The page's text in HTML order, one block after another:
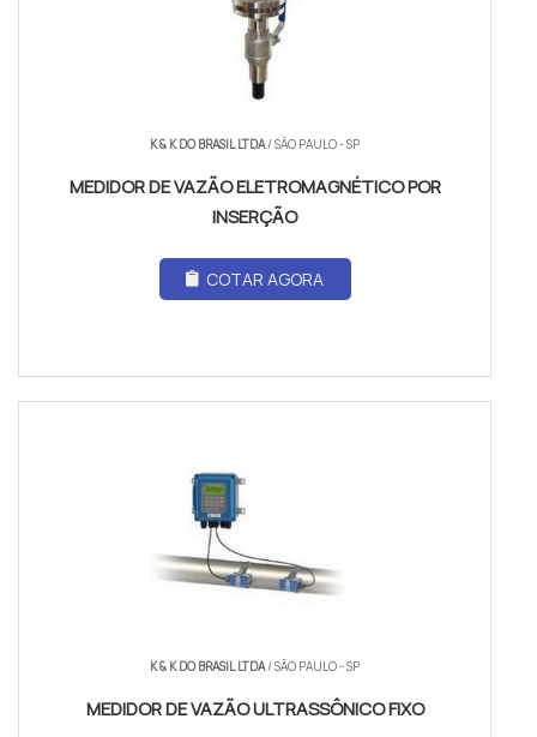
K & K DO BRASIL LTDA/ SÃO PAULO - SP
MEDIDOR DE VAZÃO ELETROMAGNÉTICO POR
INSERÇÃO
COTAR AGORA
K & K DO BRASIL LTDA/ SÃO PAULO - SP
MEDIDOR DE VAZÃO ULTRASSÔNICO FIXO